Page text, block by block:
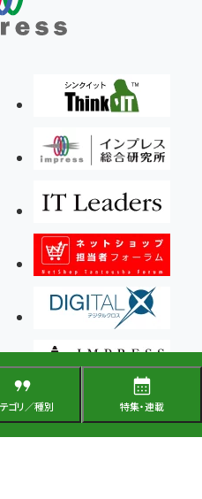
ゴリ／種別 特集・連載